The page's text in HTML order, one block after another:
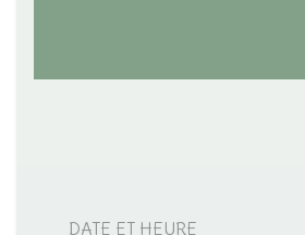
DATE ET HEURE